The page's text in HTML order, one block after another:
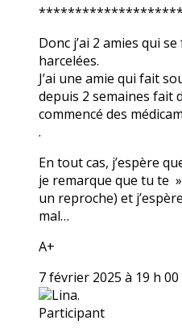
Donc j’ai 2 amies qui
harcelées.
J’ai une amie qui fait
depuis 2 semaines fait
commencé des
.
En tout cas, j’espère
je remarque que tu te
un reproche) et
mal…
A+
7 février 2025 à 19 h
Lina.
Participant